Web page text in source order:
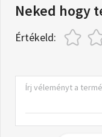
Neked hogy
Értékeld: